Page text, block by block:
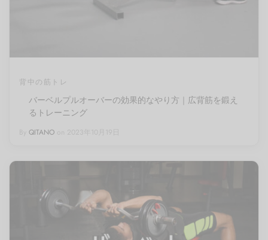
背中の筋トレ
バーベルプルオーバーの効果的なやり方｜広背筋を鍛え
るトレーニング
QITANO